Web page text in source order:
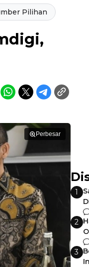
Pilihan
Perbesar
1
2
3